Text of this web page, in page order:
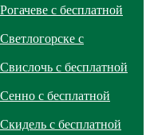
с бесплатной
с
с бесплатной
с бесплатной
с бесплатной